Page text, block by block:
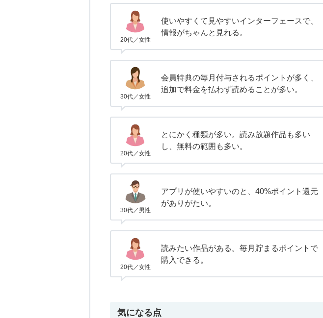
20代／女性
使いやすくて見やすいインターフェースで、
情報がちゃんと見れる。
30代／女性
会員特典の毎月付与されるポイントが多く、
追加で料金を払わず読めることが多い。
20代／女性
とにかく種類が多い。読み放題作品も多い
し、無料の範囲も多い。
30代／男性
アプリが使いやすいのと、40%ポイント還元
がありがたい。
20代／女性
読みたい作品がある。毎月貯まるポイントで
購入できる。
気になる点